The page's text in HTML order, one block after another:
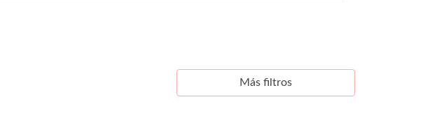
Más filtros